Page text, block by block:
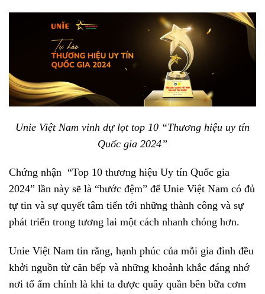
Unie Việt Nam vinh dự lọt top 10 “Thương hiệu uy tín
Quốc gia 2024”
Chứng nhận “Top 10 thương hiệu Uy tín Quốc gia
2024” lần này sẽ là “bước đệm” để Unie Việt Nam có đủ
tự tin và sự quyết tâm tiến tới những thành công và sự
phát triển trong tương lai một cách nhanh chóng hơn.
Unie Việt Nam tin rằng, hạnh phúc của mỗi gia đình đều
khởi nguồn từ căn bếp và những khoảnh khắc đáng nhớ
nơi tổ ấm chính là khi ta được quây quần bên bữa cơm